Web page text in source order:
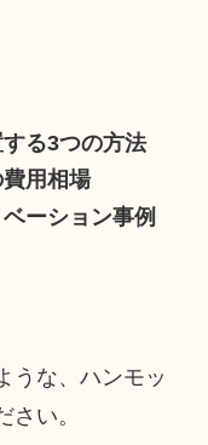
る3つの方法
用相場
ーション事例
うな、ハンモッ
い。